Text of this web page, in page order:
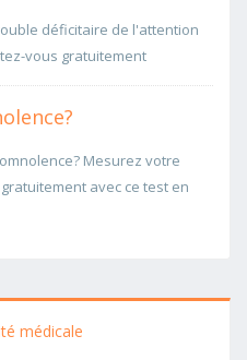
déficitaire de l'attention
vous gratuitement
Mesurez votre
avec ce test en
médicale